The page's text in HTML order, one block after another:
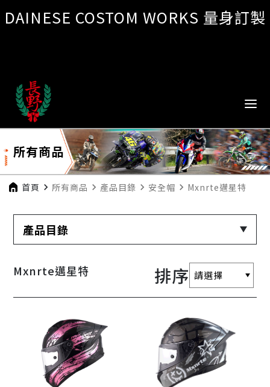
DAINESE COSTOM WORKS 量身訂製
所有商品
首頁 navigate_next 所有商品 navigate_next 產品目錄 navigate_next 安全帽 navigate_next Mxnrte邁星特
產品目錄
Mxnrte邁星特 排序